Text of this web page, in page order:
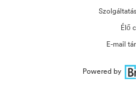
Élő
E-mail
Powered by